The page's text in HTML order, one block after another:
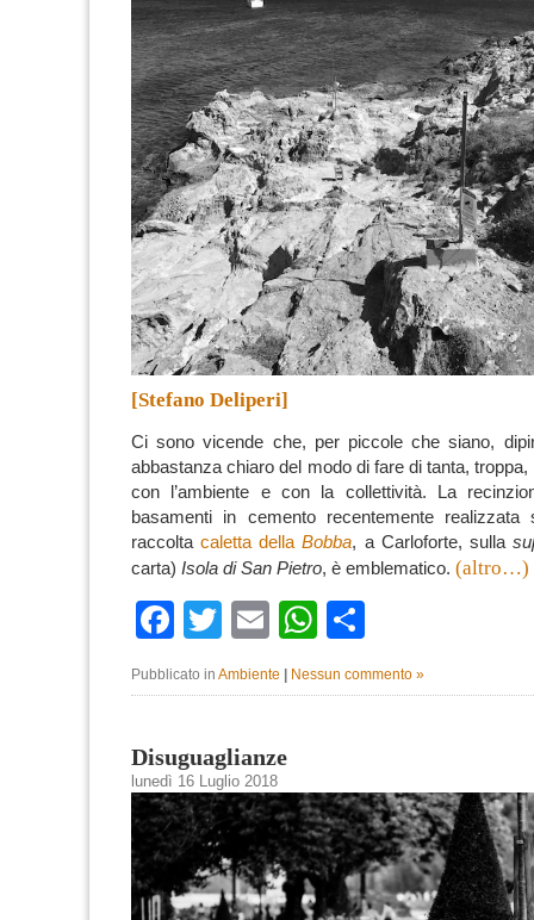
[Stefano Deliperi]
Ci sonovicende che, per piccole che siano,
abbastanza chiaro del modo di fare di tanta, troppa,
con l’ambiente e con la collettività.
La
basamenti in cementorecentemente realizzata
raccoltacaletta dellaBobba, a Carloforte, sulla
carta) Isola di San Pietro, è emblematico. (altro…)
Facebook
TwitterEmailWhatsApp
Pubblicato in Ambiente Nessun commento »
Disuguaglianze
lunedì 16 Luglio 2018